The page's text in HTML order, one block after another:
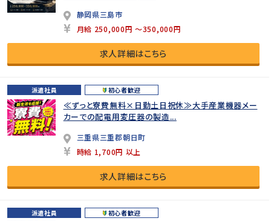
静岡県三島市
月給 250,000円 ～350,000円
求人詳細はこちら
派遣社員 初心者歓迎
≪ずっと寮費無料×日勤土日祝休≫大手産業機器メー
カーでの配電用変圧器の製造...
三重県三重郡朝日町
時給 1,700円 以上
求人詳細はこちら
派遣社員 初心者歓迎